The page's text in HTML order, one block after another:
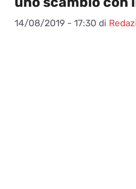
14/08/2019 - 17:30 di